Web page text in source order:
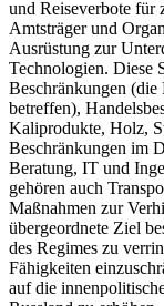
und Reiseverbote für
Amtsträger und
Ausrüstung zur
Technologien. Diese
Beschränkungen
betreffen),
Kaliprodukte, Holz,
Beschränkungen im
Beratung, IT und
gehören auch
Maßnahmen zur
übergeordnete Ziel
des Regimes zu
Fähigkeiten
auf die